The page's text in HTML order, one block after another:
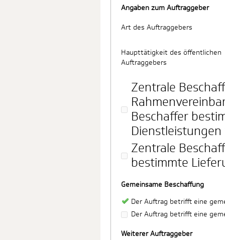
Angaben zum Auftraggeber
Art des Auftraggebers
Haupttätigkeit des öffentlichen
Auftraggebers
Zentrale
Beschaffer
Zentrale
bestimmte
Gemeinsame Beschaffung
Der Auftrag betrifft eine
Der Auftrag betrifft eine
Weiterer Auftraggeber